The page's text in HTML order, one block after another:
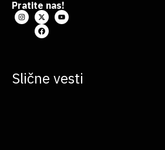
Pratite nas!
Slične vesti